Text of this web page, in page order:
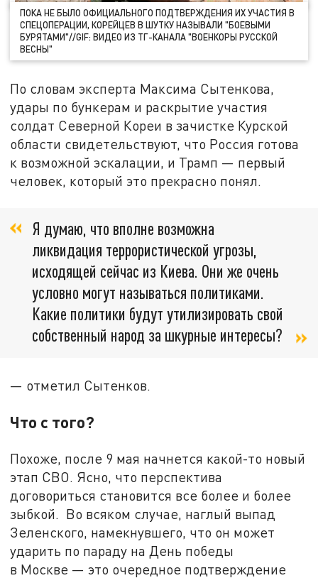
ПОКА НЕ БЫЛО ОФИЦИАЛЬНОГО ПОДТВЕРЖДЕНИЯ ИХ УЧАСТИЯ В
СПЕЦОПЕРАЦИИ, КОРЕЙЦЕВ В ШУТКУ НАЗЫВАЛИ "БОЕВЫМИ
БУРЯТАМИ"//GIF: ВИДЕО ИЗ ТГ-КАНАЛА "ВОЕНКОРЫ РУССКОЙ
ВЕСНЫ"
По словам эксперта Максима Сытенкова,
удары по бункерам и раскрытие участия
солдат Северной Кореи в зачистке Курской
области свидетельствуют, что Россия готова
к возможной эскалации, и Трамп — первый
человек, который это прекрасно понял.
Я думаю, что вполне возможна
ликвидация террористической угрозы,
исходящей сейчас из Киева. Они же очень
условно могут называться политиками.
Какие политики будут утилизировать свой
собственный народ за шкурные интересы?
— отметил Сытенков.
Что с того?
Похоже, после 9 мая начнется какой-то новый
этап СВО. Ясно, что перспектива
договориться становится все более и более
зыбкой. Во всяком случае, наглый выпад
Зеленского, намекнувшего, что он может
ударить по параду на День победы
в Москве — это очередное подтверждение